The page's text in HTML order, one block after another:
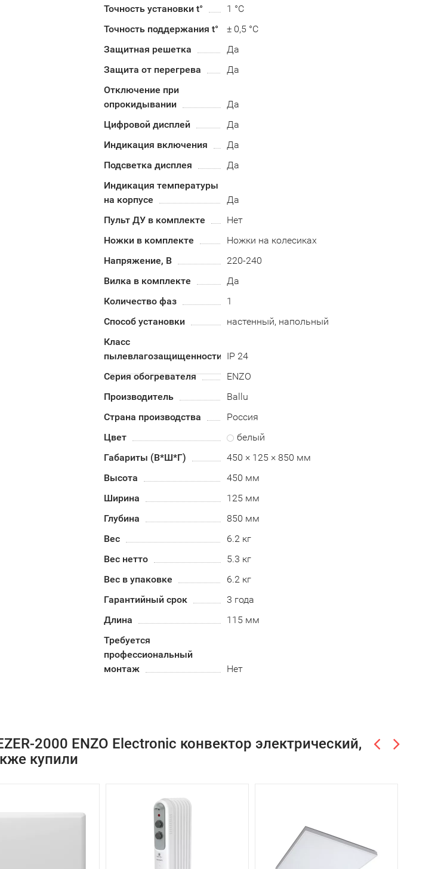
Точность установки t°
1 °C
Точность поддержания t°
± 0,5 °C
Защитная решетка
Да
Защита от перегрева
Да
Отключение при
опрокидывании
Да
Цифровой дисплей
Да
Индикация включения
Да
Подсветка дисплея
Да
Индикация температуры
на корпусе
Да
Пульт ДУ в комплекте
Нет
Ножки в комплекте
Ножки на колесиках
Напряжение, В
220-240
Вилка в комплекте
Да
Количество фаз
1
Способ установки
настенный, напольный
Класс
пылевлагозащищенности IP 24
Серия обогревателя
ENZO
Производитель
Ballu
Страна производства
Россия
Цвет
белый
Габариты (В*Ш*Г)
450 × 125 × 850 мм
Высота
450 мм
Ширина
125 мм
Глубина
850 мм
Вес
6.2 кг
Вес нетто
5.3 кг
Вес в упаковке
6.2 кг
Гарантийный срок
3 года
Длина
115 мм
Требуется
профессиональный
монтаж
Нет
2000 ENZO Electronic конвектор электрический,
купили